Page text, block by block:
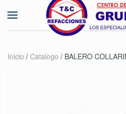
Skip to main content
Inicio / Catalogo / BALERO